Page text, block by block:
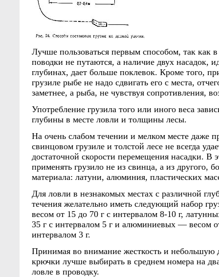
Лучше пользоваться первым способом, так как в
поводки не путаются, а наличие двух насадок,
глубинах, дает больше поклевок. Кроме того,
грузиле рыбе не надо сдвигать его с места,
заметнее, а рыба, не чувствуя сопротивления,
Употребление грузила того или иного веса
глубины в месте ловли и толщины лесы.
На очень слабом течении и мелком месте даже
свинцовом грузиле и толстой лесе не всегда
достаточной скорости перемещения насадки. В
применять грузило не из свинца, а из другого,
материала: латуни, алюминия, пластических
Для ловли в незнакомых местах с различной
течения желательно иметь следующий набор
весом от 15 до 70 г с интервалом 8-10 г,
35 г с интервалом 5 г и алюминиевых — весом
интервалом 3 г.
Принимая во внимание жесткость и небольшую
крючки лучше выбирать в среднем номера на
ловле в проводку.